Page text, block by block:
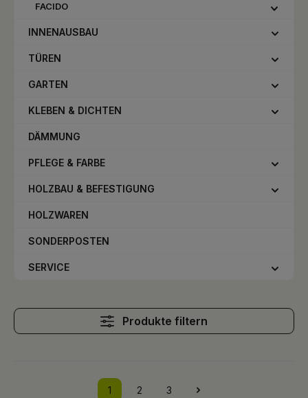
FACIDO
INNENAUSBAU
TÜREN
GARTEN
KLEBEN & DICHTEN
DÄMMUNG
PFLEGE & FARBE
HOLZBAU & BEFESTIGUNG
HOLZWAREN
SONDERPOSTEN
SERVICE
Produkte filtern
1 2 3